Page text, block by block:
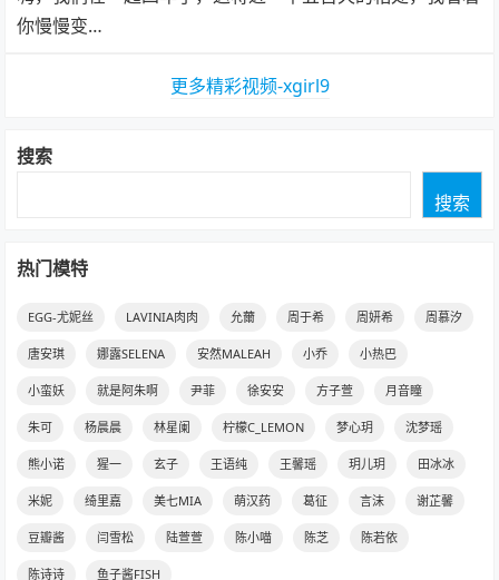
你慢慢变…
更多精彩视频-xgirl9
搜索
搜索
热门模特
EGG-尤妮丝 LAVINIA肉肉 允薾 周于希 周妍希 周慕汐
唐安琪 娜露SELENA 安然MALEAH 小乔 小热巴
小蛮妖 就是阿朱啊 尹菲 徐安安 方子萱 月音瞳
朱可 杨晨晨 林星阑 柠檬C_LEMON 梦心玥 沈梦瑶
熊小诺 猩一 玄子 王语纯 王馨瑶 玥儿玥 田冰冰
米妮 绮里嘉 美七MIA 萌汉药 葛征 言沫 谢芷馨
豆瓣酱 闫雪松 陆萱萱 陈小喵 陈芝 陈若依
陈诗诗 鱼子酱FISH